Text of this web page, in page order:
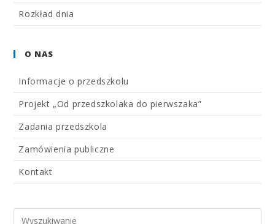
Rozkład dnia
O NAS
Informacje o przedszkolu
Projekt „Od przedszkolaka do pierwszaka”
Zadania przedszkola
Zamówienia publiczne
Kontakt